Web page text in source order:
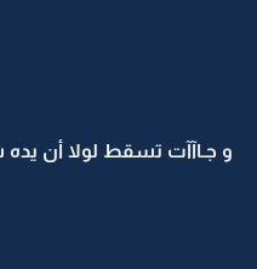
و جـاآآت تسقط لولا أن